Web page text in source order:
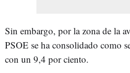
Sin embargo, por la zona de la
PSOE se ha consolidado como
con un 9,4 por ciento.